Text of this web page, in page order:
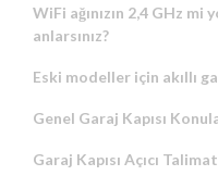
WiFi ağınızın 2,4 GHz mi
anlarsınız?
Eski modeller için akıllı
Genel Garaj Kapısı
Garaj Kapısı Açıcı